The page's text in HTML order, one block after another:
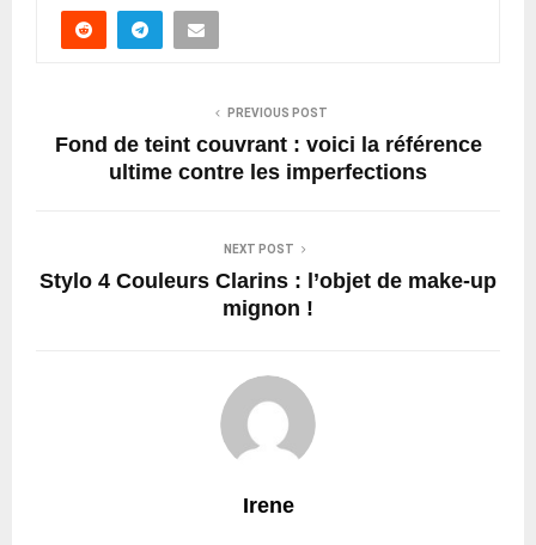
PREVIOUS POST
Fond de teint couvrant : voici la référence
ultime contre les imperfections
NEXT POST
Stylo 4 Couleurs Clarins : l’objet de make-up
mignon !
Irene